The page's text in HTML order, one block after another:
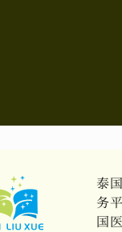
泰
务
国